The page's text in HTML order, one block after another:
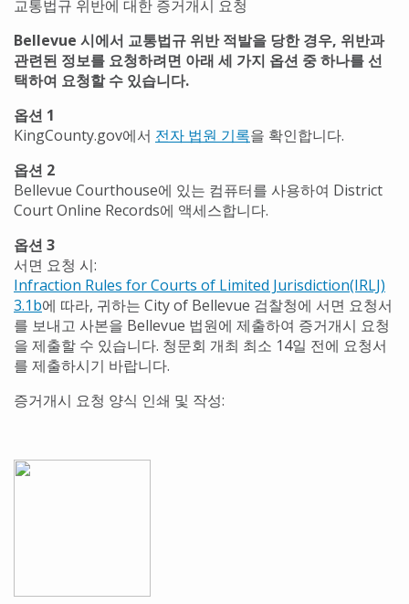
교통법규 위반에 대한 증거개시 요청
Bellevue 시에서 교통법규 위반 적발을 당한 경우, 위반과
관련된 정보를 요청하려면 아래 세 가지 옵션 중 하나를 선
택하여 요청할 수 있습니다.
옵션 1
KingCounty.gov에서 전자 법원 기록을 확인합니다.
옵션 2
Bellevue Courthouse에 있는 컴퓨터를 사용하여 District
Court Online Records에 액세스합니다.
옵션 3
서면 요청 시:
Infraction Rules for Courts of Limited Jurisdiction(IRLJ)
3.1b에 따라, 귀하는 City of Bellevue 검찰청에 서면 요청서
를 보내고 사본을 Bellevue 법원에 제출하여 증거개시 요청
을 제출할 수 있습니다. 청문회 개최 최소 14일 전에 요청서
를 제출하시기 바랍니다.
증거개시 요청 양식 인쇄 및 작성: